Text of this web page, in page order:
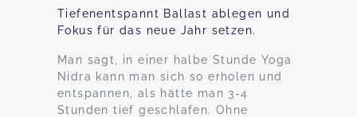
Tiefenentspannt Ballast ablegen und
Fokus für das neue Jahr setzen.
Man sagt, in einer halbe Stunde Yoga
Nidra kann man sich so erholen und
entspannen, als hätte man 3-4
Stunden tief geschlafen. Ohne